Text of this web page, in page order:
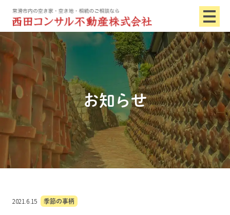
お知らせ
2021.6.15 季節の事柄